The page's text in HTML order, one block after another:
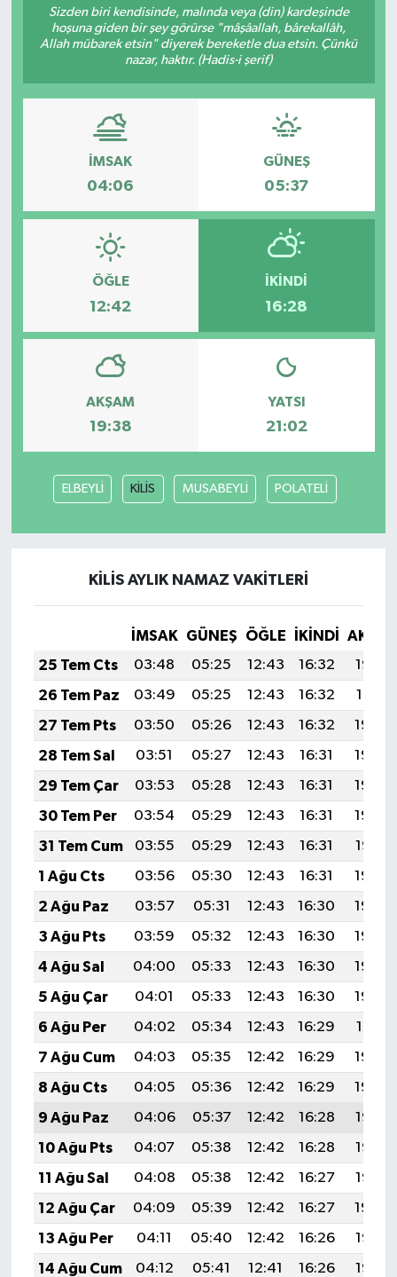
Sizden biri kendisinde, malında veya (din) kardeşinde
hoşuna giden bir şey görürse "mâşâallah, bârekallâh,
Allah mübarek etsin" diyerek bereketle dua etsin. Çünkü
nazar, haktır. (Hadis-i şerif)
İMSAK
04:06
GÜNEŞ
05:37
ÖĞLE
12:42
İKINDI
16:28
AKŞAM
19:38
YATSI
21:02
ELBEYLİ KİLİS MUSABEYLİ POLATELİ
KİLİS AYLIK NAMAZ VAKITLERI
İMSAK GÜNEŞ ÖĞLE İKINDI
25 Tem Cts
03:48 05:25 12:43 16:32
19:52
26 Tem Paz
03:49 05:25 12:43 16:32
19:51
27 Tem Pts
03:50 05:26 12:43 16:32
19:50
28 Tem Sal
03:51 05:27 12:43 16:31
19:49
29 Tem Çar
03:53 05:28 12:43 16:31
19:48
30 Tem Per
03:54 05:29 12:43 16:31
19:48
31 Tem Cum
03:55 05:29 12:43 16:31
19:47
1 Ağu Cts
03:56 05:30 12:43 16:31
19:46
2 Ağu Paz
03:57 05:31 12:43 16:30
19:45
3 Ağu Pts
03:59 05:32 12:43 16:30
19:44
4 Ağu Sal
04:00 05:33 12:43 16:30
19:43
5 Ağu Çar
04:01 05:33 12:43 16:30
19:42
6 Ağu Per
04:02 05:34 12:43 16:29
19:41
7 Ağu Cum
04:03 05:35 12:42 16:29
19:40
8 Ağu Cts
04:05 05:36 12:42 16:29
19:39
9 Ağu Paz
04:06 05:37 12:42 16:28
19:38
10 Ağu Pts
04:07 05:38 12:42 16:28
19:37
11 Ağu Sal
04:08 05:38 12:42 16:27
19:35
12 Ağu Çar
04:09 05:39 12:42 16:27
19:34
13 Ağu Per
04:11 05:40 12:42 16:26
19:33
14 Ağu Cum
04:12 05:41 12:41 16:26
19:32